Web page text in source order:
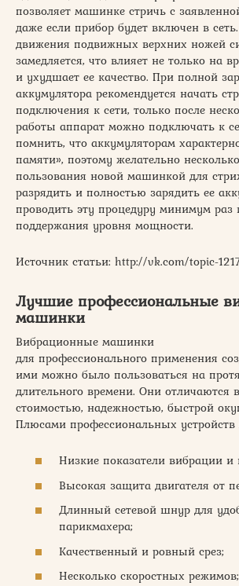
позволяет машинке стричь с
даже если прибор будет включен в
движения подвижных верхних ножей
замедляется, что влияет не только на
и ухудшает ее качество. При полной
аккумулятора рекомендуется начать
подключения к сети, только после
работы аппарат можно подключать к
помнить, что аккумуляторам
памяти», поэтому желательно
пользования новой машинкой для
разрядить и полностью зарядить ее
проводить эту процедуру минимум раз
поддержания уровня мощности.
Источник статьи: http://vk.com/topic-
Лучшие профессиональные
машинки
Вибрационные машинки
для профессионального применения
ими можно было пользоваться на
длительного времени. Они отличаются
стоимостью, надежностью, быстрой
Плюсами профессиональных устройств
Низкие показатели вибрации
Высокая защита двигателя от
Длинный сетевой шнур для
парикмахера;
Качественный и ровный срез;
Несколько скоростных режимов;